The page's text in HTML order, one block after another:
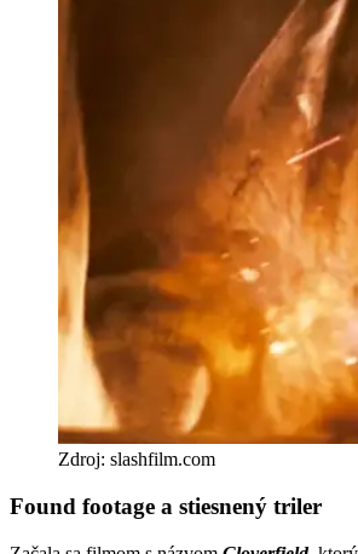
Zdroj: slashfilm.com
Found footage a stiesnený triler